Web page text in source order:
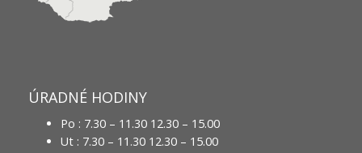
ÚRADNÉ HODINY
Po : 7.30 – 11.30 12.30 – 15.00
Ut : 7.30 – 11.30 12.30 – 15.00